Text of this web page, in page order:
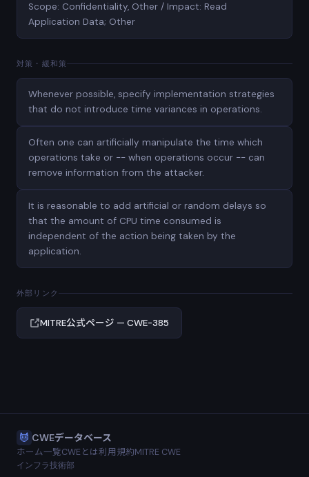
Scope: Confidentiality, Other / Impact: Read
Application Data; Other
対策・緩和策
Whenever possible, specify implementation strategies
that do not introduce time variances in operations.
Often one can artificially manipulate the time which
operations take or -- when operations occur -- can
remove information from the attacker.
It is reasonable to add artificial or random delays so
that the amount of CPU time consumed is
independent of the action being taken by the
application.
外部リンク
MITRE公式ページ — CWE-385
CWEデータベース
ホーム一覧CWEとは利用規約MITRE CWE
インフラ技術部